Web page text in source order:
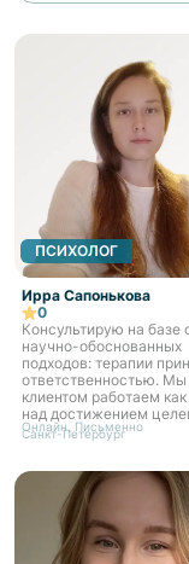
ПСИХОЛОГ
Ирра Сапонькова
0
Консультирую на базе
научно-обоснованных
подходов: терапии
ответственностью. Мы
клиентом работаем
над достижением
терапии. Свой стиль
Онлайн, Письменно
Санкт-Петербург